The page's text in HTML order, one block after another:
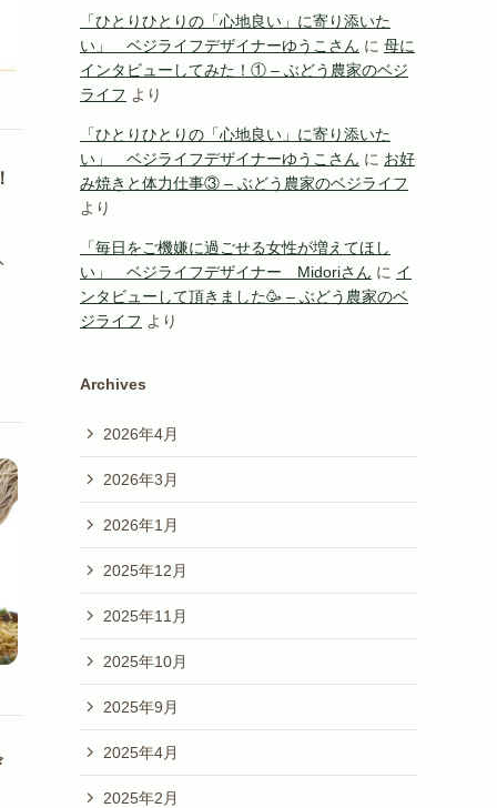
「ひとりひとりの「心地良い」に寄り添いた
い」 ベジライフデザイナーゆうこさん に 母に
インタビューしてみた！① – ぶどう農家のベジ
ライフ より
「ひとりひとりの「心地良い」に寄り添いた
い」 ベジライフデザイナーゆうこさん に お好
み焼きと体力仕事③ – ぶどう農家のベジライフ
より
「毎日をご機嫌に過ごせる女性が増えてほし
い」 ベジライフデザイナー Midoriさん に イ
ンタビューして頂きました🥳 – ぶどう農家のベ
ジライフ より
Archives
2026年4月
2026年3月
2026年1月
2025年12月
2025年11月
2025年10月
2025年9月
2025年4月
2025年2月